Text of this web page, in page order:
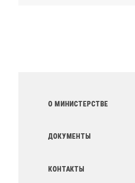
О МИНИСТЕРСТВЕ
ДОКУМЕНТЫ
КОНТАКТЫ